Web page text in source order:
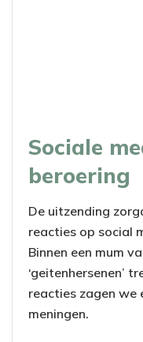
Sociale
beroering
De uitzending
reacties op social
Binnen een mum
‘geitenhersenen’
reacties zagen we
meningen.